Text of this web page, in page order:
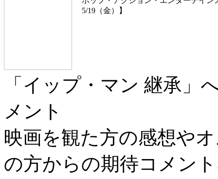
5/19（金）】
「イップ・マン 継承」
メント
映画を観た方の感想や
の方からの期待コメン